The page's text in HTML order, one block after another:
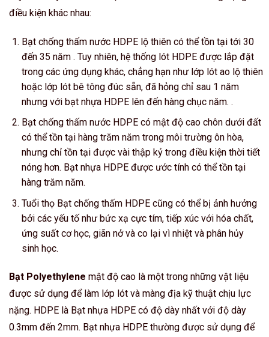
điều kiện khác nhau:
Bạt chống thấm nước HDPE lộ thiên có thể tồn tại tới 30
đến 35 năm . Tuy nhiên, hệ thống lót HDPE được lắp đặt
trong các ứng dụng khác, chẳng hạn như lớp lót ao lộ thiên
hoặc lớp lót bê tông đúc sẵn, đã hỏng chỉ sau 1 năm
nhưng với bạt nhựa HDPE lên đến hàng chục năm. .
Bạt chống thấm nước HDPE có mật độ cao chôn dưới đất
có thể tồn tại hàng trăm năm trong môi trường ôn hòa,
nhưng chỉ tồn tại được vài thập kỷ trong điều kiện thời tiết
nóng hơn. Bạt nhựa HDPE được ước tính có thể tồn tại
hàng trăm năm.
Tuổi thọ Bạt chống thấm HDPE cũng có thể bị ảnh hưởng
bởi các yếu tố như bức xạ cực tím, tiếp xúc với hóa chất,
ứng suất cơ học, giãn nở và co lại vì nhiệt và phân hủy
sinh học.
Bạt Polyethylene mật độ cao là một trong những vật liệu
được sử dụng để làm lớp lót và màng địa kỹ thuật chịu lực
nặng. HDPE là Bạt nhựa HDPE có độ dày nhất với độ dày
0.3mm đến 2mm. Bạt nhựa HDPE thường được sử dụng để